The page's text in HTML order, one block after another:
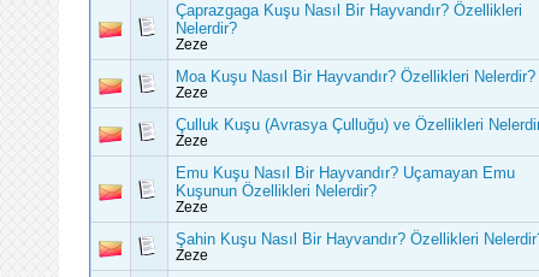
Çaprazgaga Kuşu Nasıl Bir Hayvandır? Özellikleri
Nelerdir?
Zeze
Moa Kuşu Nasıl Bir Hayvandır? Özellikleri Nelerdir?
Zeze
Çulluk Kuşu (Avrasya Çulluğu) ve Özellikleri
Zeze
Emu Kuşu Nasıl Bir Hayvandır? Uçamayan Emu
Kuşunun Özellikleri Nelerdir?
Zeze
Şahin Kuşu Nasıl Bir Hayvandır? Özellikleri
Zeze